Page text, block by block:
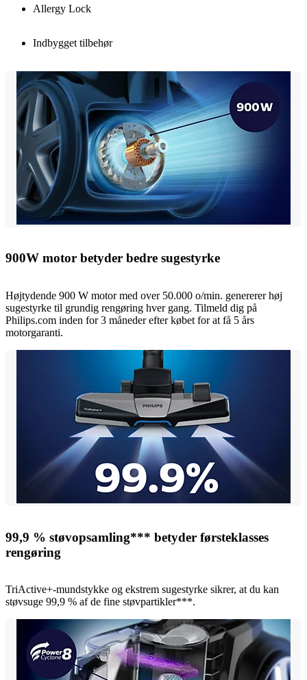
Allergy Lock
Indbygget tilbehør
900W motor betyder bedre sugestyrke
Højtydende 900 W motor med over 50.000 o/min. genererer høj
sugestyrke til grundig rengøring hver gang. Tilmeld dig på
Philips.com inden for 3 måneder efter købet for at få 5 års
motorgaranti.
99,9 % støvopsamling*** betyder førsteklasses
rengøring
TriActive+-mundstykke og ekstrem sugestyrke sikrer, at du kan
støvsuge 99,9 % af de fine støvpartikler***.